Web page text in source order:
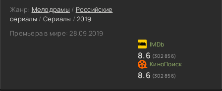
Жанр: Мелодрамы / Российские
сериалы / Сериалы /2019
Премьера в мире: 28.09.2019
8.6 (302 856)
8.6 (302 856)